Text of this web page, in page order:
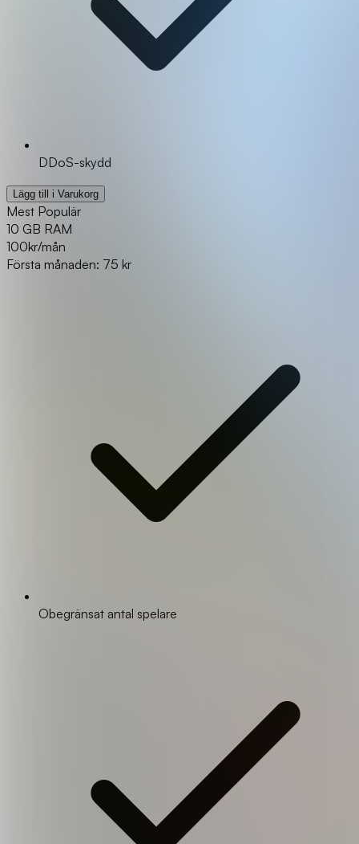
DDoS-skydd
Lägg till i Varukorg
Mest Populär
10 GB RAM
100kr/mån
Första månaden: 75 kr
Obegränsat antal spelare